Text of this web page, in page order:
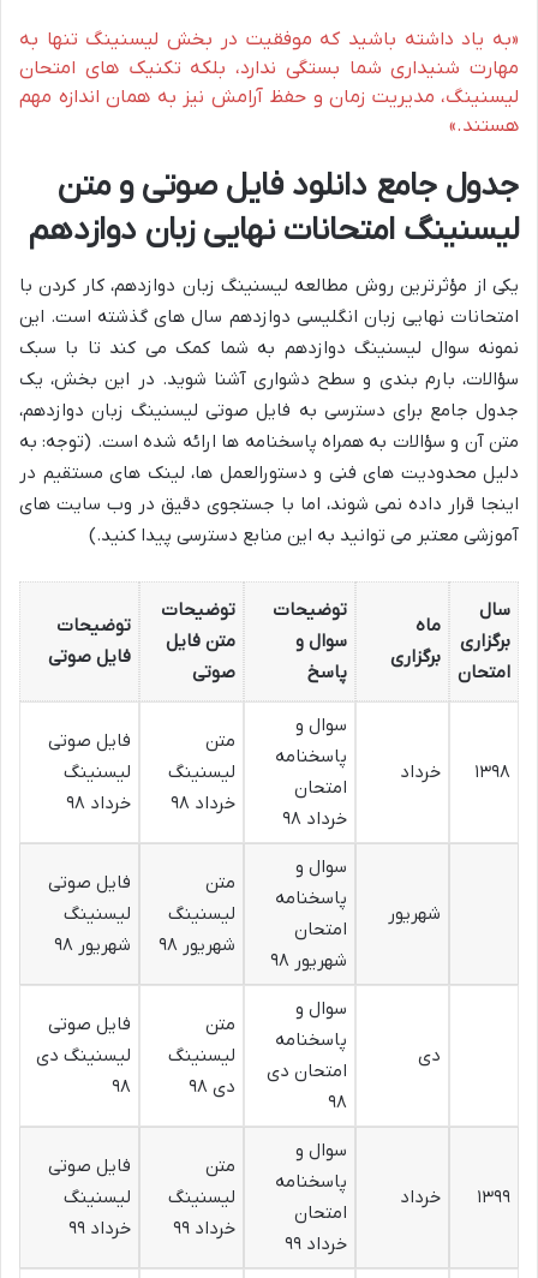
«به یاد داشته باشید که موفقیت در بخش لیسنینگ تنها به
مهارت شنیداری شما بستگی ندارد، بلکه تکنیک های امتحان
لیسنینگ، مدیریت زمان و حفظ آرامش نیز به همان اندازه مهم
هستند.»
جدول جامع دانلود فایل صوتی و متن
لیسنینگ امتحانات نهایی زبان دوازدهم
یکی از مؤثرترین روش مطالعه لیسنینگ زبان دوازدهم، کار کردن با
امتحانات نهایی زبان انگلیسی دوازدهم سال های گذشته است. این
نمونه سوال لیسنینگ دوازدهم به شما کمک می کند تا با سبک
سؤالات، بارم بندی و سطح دشواری آشنا شوید. در این بخش، یک
جدول جامع برای دسترسی به فایل صوتی لیسنینگ زبان دوازدهم،
متن آن و سؤالات به همراه پاسخنامه ها ارائه شده است. (توجه: به
دلیل محدودیت های فنی و دستورالعمل ها، لینک های مستقیم در
اینجا قرار داده نمی شوند، اما با جستجوی دقیق در وب سایت های
آموزشی معتبر می توانید به این منابع دسترسی پیدا کنید.)
سال
برگزاری
امتحان
ماه
برگزاری
توضیحات
سوال و
پاسخ
توضیحات
متن فایل
صوتی
توضیحات
فایل صوتی
۱۳۹۸ خرداد
سوال و
پاسخنامه
امتحان
خرداد ۹۸
متن
لیسنینگ
خرداد ۹۸
فایل صوتی
لیسنینگ
خرداد ۹۸
شهریور
سوال و
پاسخنامه
امتحان
شهریور ۹۸
متن
لیسنینگ
شهریور ۹۸
فایل صوتی
لیسنینگ
شهریور ۹۸
دی
سوال و
پاسخنامه
امتحان دی
۹۸
متن
لیسنینگ
دی ۹۸
فایل صوتی
لیسنینگ دی
۹۸
۱۳۹۹ خرداد
سوال و
پاسخنامه
امتحان
خرداد ۹۹
متن
لیسنینگ
خرداد ۹۹
فایل صوتی
لیسنینگ
خرداد ۹۹